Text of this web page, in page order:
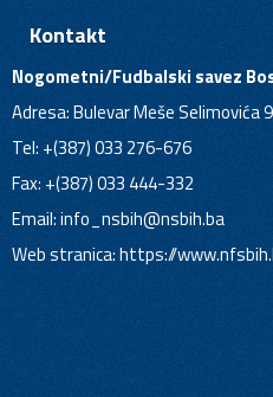
Kontakt
Nogometni/Fudbalski savez
Adresa: Bulevar Meše Selimovića
Tel: +(387) 033 276-676
Fax: +(387) 033 444-332
Email:info_nsbih@nsbih.ba
Web stranica: https://